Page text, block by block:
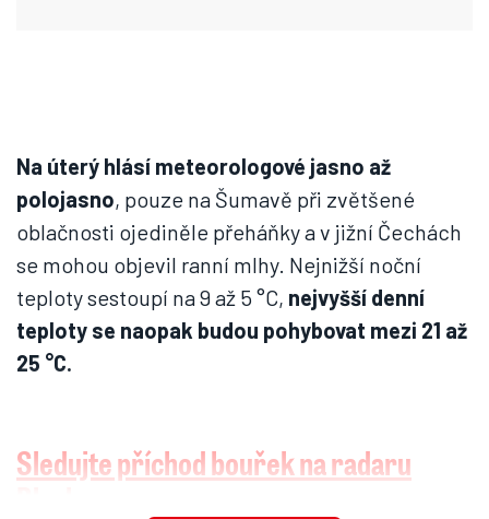
Na úterý hlásí meteorologové jasno až
polojasno, pouze na Šumavě při zvětšené
oblačnosti ojediněle přeháňky a v jižní Čechách
se mohou objevil ranní mlhy. Nejnižší noční
teploty sestoupí na 9 až 5 °C, nejvyšší denní
teploty se naopak budou pohybovat mezi 21 až
25 °C.
Sledujte příchod bouřek na radaru